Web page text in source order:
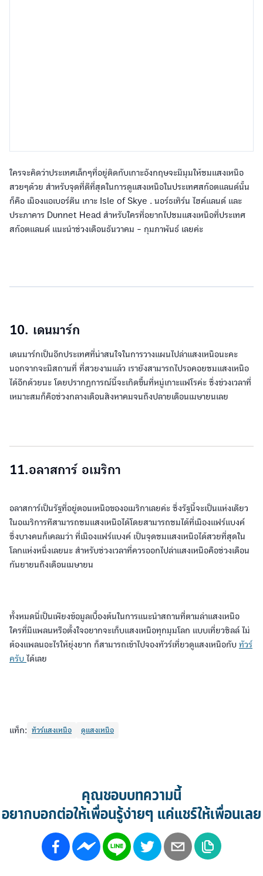
ใครจะคิดว่าประเทศเล็กๆที่อยู่ติดกับเกาะอังกฤษจะมีมุมให้ชมแสงเหนือ
สวยๆด้วย สำหรับจุดที่ดีที่สุดในการดูแสงเหนือในประเทศสก๊อตแลนด์นั้น
ก็คือ เมืองแอเบอร์ดีน เกาะ Isle of Skye . นอร์ธเทิร์น ไฮค์แลนด์ และ
ประภาคาร Dunnet Head สำหรับใครที่อยากไปชมแสงเหนือที่ประเทศ
สก๊อตแลนด์ แนะนำช่วงเดือนธันวาคม - กุมภาพันธ์ เลยค่ะ
10. เดนมาร์ก
เดนมาร์กเป็นอีกประเทศที่น่าสนใจในการวางแผนไปล่าแสงเหนือนะคะ
นอกจากจะมีสถานที่ ที่สวยงามแล้ว เรายังสามารถไปรอคอยชมแสงเหนือ
ได้อีกด้วยนะ โดยปรากฏการณ์นี้จะเกิดขึ้นที่หมู่เกาะแฟโรค่ะ ซึ่งข่วงเวลาที่
เหมาะสมก็คือช่วงกลางเดือนสิงหาคมจนถึงปลายเดือนเมษายนเลย
11.อลาสการ์ อเมริกา
อลาสการ์เป็นรัฐที่อยู่ตอนเหนือของอเมริกาเลยค่ะ ซึ่งรัฐนี้จะเป็นแห่งเดียว
ในอเมริการทีสามารถชมแสงเหนือได้โดยสามารถชมได้ที่เมืองแฟร์แบงค์
ซึ่งบางคนก็เคลมว่า ที่เมืองแฟร์แบงค์ เป็นจุดชมแสงเหนือได้สวยที่สุดใน
โลกแห่งหนึ่งเลยนะ สำหรับช่วงเวลาที่ควรออกไปล่าแสงเหนือคือช่วงเดือน
กันยายนถึงเดือนเมษายน
ทั้งหมดนี่เป็นเพียงข้อมูลเบื้องต้นในการแนะนำสถานที่ตามล่าแสงเหนือ
ใครที่มีแพลนหรือตั้งใจอยากจะเก็บแสงเหนือทุกมุมโลก แบบเที่ยวชิลล์ ไม่
ต้องแพลนอะไรให้ยุ่งยาก ก็สามารถเข้าไปจองทัวร์เที่ยวดูแสงเหนือกับ ทัวร์
ครับ ได้เลย
แท็ก: ทัวร์แสงเหนือ ดูแสงเหนือ
คุณชอบบทความนี้
อยากบอกต่อให้เพื่อนรู้ง่ายๆ แค่แชร์ให้เพื่อนเลย